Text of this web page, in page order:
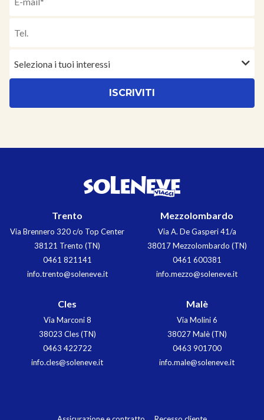
Seleziona i tuoi interessi
Trento
Via Brennero 320 c/o Top Center
38121 Trento (TN)
0461 821141
info.trento@soleneve.it
Mezzolombardo
Via A. De Gasperi 41/a
38017 Mezzolombardo (TN)
0461 600381
info.mezzo@soleneve.it
Cles
Via Marconi 8
38023 Cles (TN)
0463 422722
info.cles@soleneve.it
Malè
Via Molini 6
38027 Malè (TN)
0463 901700
info.male@soleneve.it